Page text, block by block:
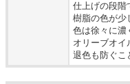
仕上げの段階
樹脂の色が少
色は徐々に濃
オリーブオイ
退色も防ぐこ